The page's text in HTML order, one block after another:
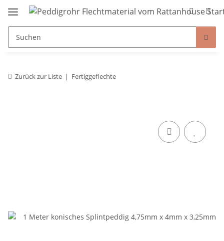
Zurück zur Liste Fertiggeflechte